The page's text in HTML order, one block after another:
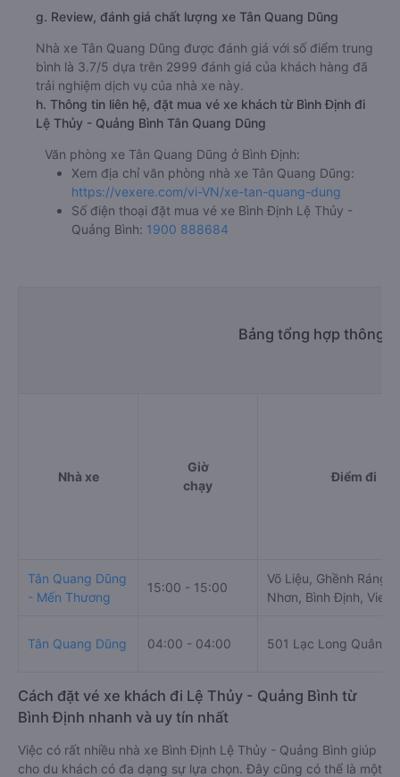
g. Review, đánh giá chất lượng xe Tân Quang Dũng
Nhà xe Tân Quang Dũng được đánh giá với số điểm trung
bình là 3.7/5 dựa trên 2999 đánh giá của khách hàng đã
trải nghiệm dịch vụ của nhà xe này.
h. Thông tin liên hệ, đặt mua vé xe khách từ Bình Định đi
Lệ Thủy - Quảng Bình Tân Quang Dũng
Văn phòng xe Tân Quang Dũng ở Bình Định:
Xem địa chỉ văn phòng nhà xe Tân Quang Dũng:
https://vexere.com/vi-VN/xe-tan-quang-dung
Số điện thoại đặt mua vé xe Bình Định Lệ Thủy -
Quảng Bình: 1900 888684
Bảng tổng hợp thông
Nhà xe
Giờ
chạy
Điểm đi
Tân Quang Dũng
- Mến Thương
15:00 - 15:00
Võ Liệu, Ghềnh Ráng,
Nhơn, Bình Định,
Tân Quang Dũng 04:00 - 04:00 501 Lạc Long Quân
Cách đặt vé xe khách đi Lệ Thủy - Quảng Bình từ
Bình Định nhanh và uy tín nhất
Việc có rất nhiều nhà xe Bình Định Lệ Thủy - Quảng Bình giúp
cho du khách có đa dạng sự lựa chọn. Đây cũng có thể là một